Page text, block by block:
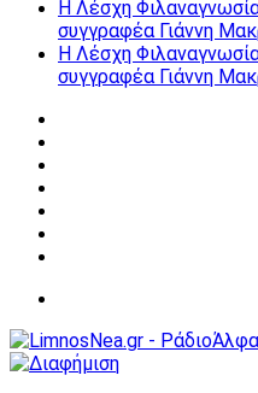
Η Λέσχη
συγγραφέα Γιάννη
Η Λέσχη
συγγραφέα Γιάννη